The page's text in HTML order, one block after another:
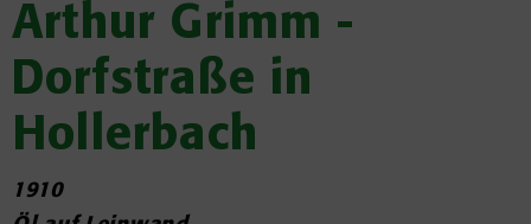
Arthur Grimm -
Dorfstraße in
Hollerbach
1910